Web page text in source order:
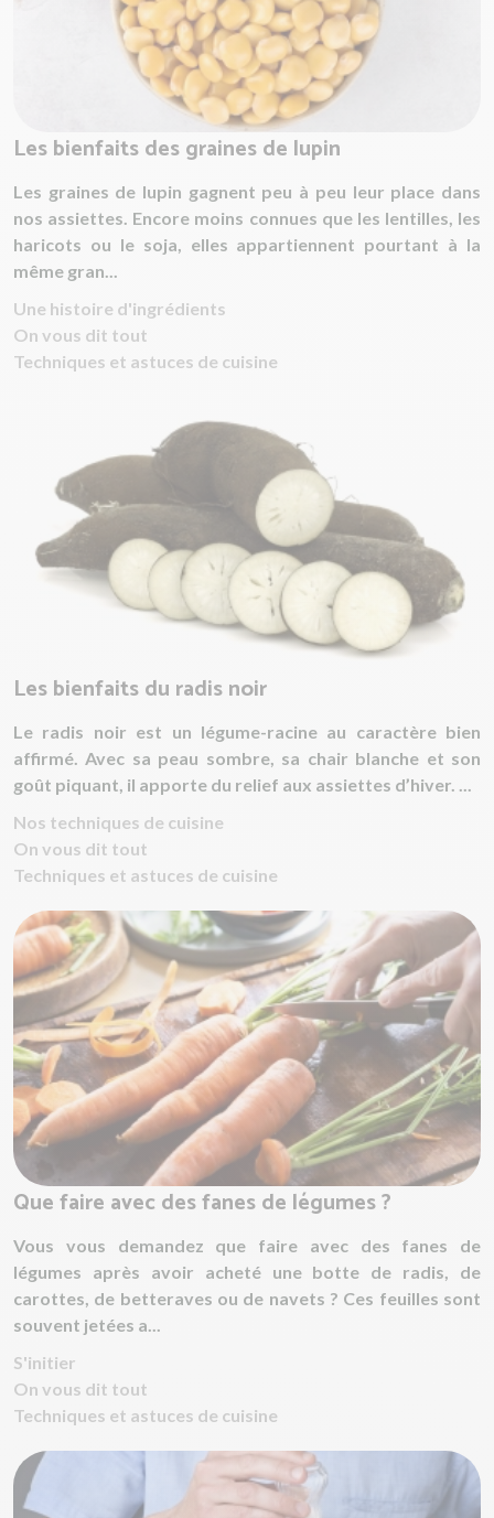
Les bienfaits des graines de lupin
Les graines de lupin gagnent peu à peu leur place dans
nos assiettes. Encore moins connues que les lentilles, les
haricots ou le soja, elles appartiennent pourtant à la
même gran...
Une histoire d'ingrédients
On vous dit tout
Techniques et astuces de cuisine
Les bienfaits du radis noir
Le radis noir est un légume-racine au caractère bien
affirmé. Avec sa peau sombre, sa chair blanche et son
goût piquant, il apporte du relief aux assiettes d’hiver. ...
Nos techniques de cuisine
On vous dit tout
Techniques et astuces de cuisine
Que faire avec des fanes de légumes ?
Vous vous demandez que faire avec des fanes de
légumes après avoir acheté une botte de radis, de
carottes, de betteraves ou de navets ? Ces feuilles sont
souvent jetées a...
S'initier
On vous dit tout
Techniques et astuces de cuisine